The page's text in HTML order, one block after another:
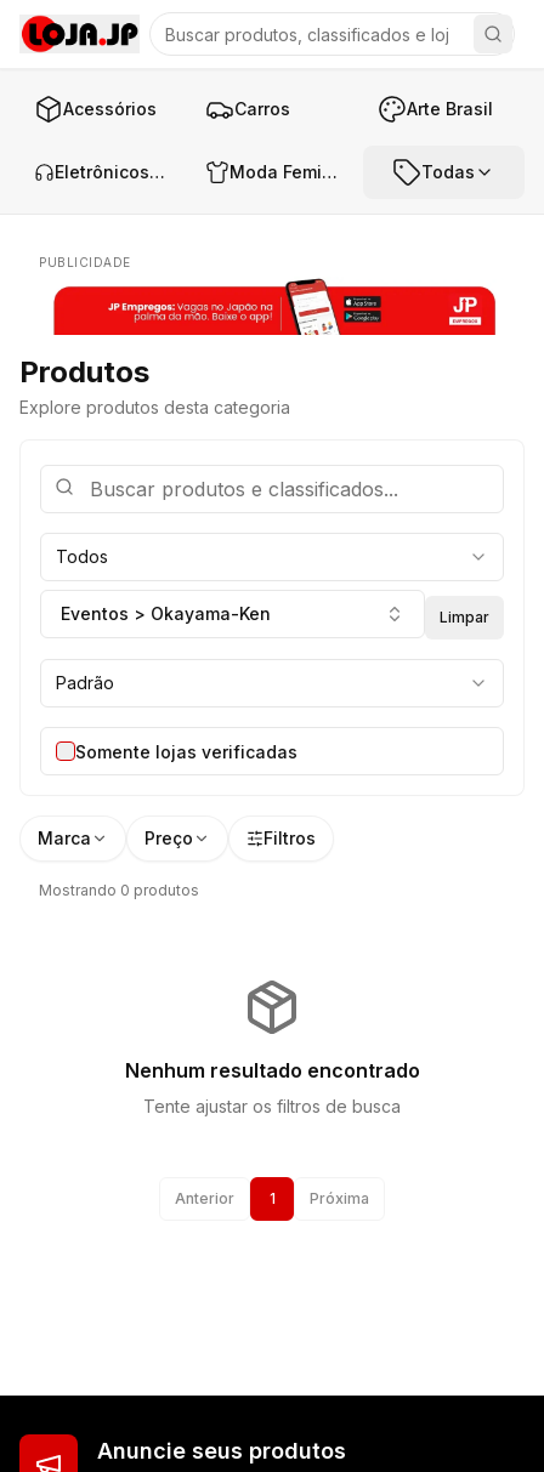
Acessórios Carros Arte Brasil
Eletrônicos e Áudio Moda Feminina Todas
PUBLICIDADE
Produtos
Explore produtos desta categoria
Todos
Eventos > Okayama-Ken Limpar
Padrão
Somente lojas verificadas
Marca Preço Filtros
Mostrando 0 produtos
Nenhum resultado encontrado
Tente ajustar os filtros de busca
Anterior 1 Próxima
Anuncie seus produtos